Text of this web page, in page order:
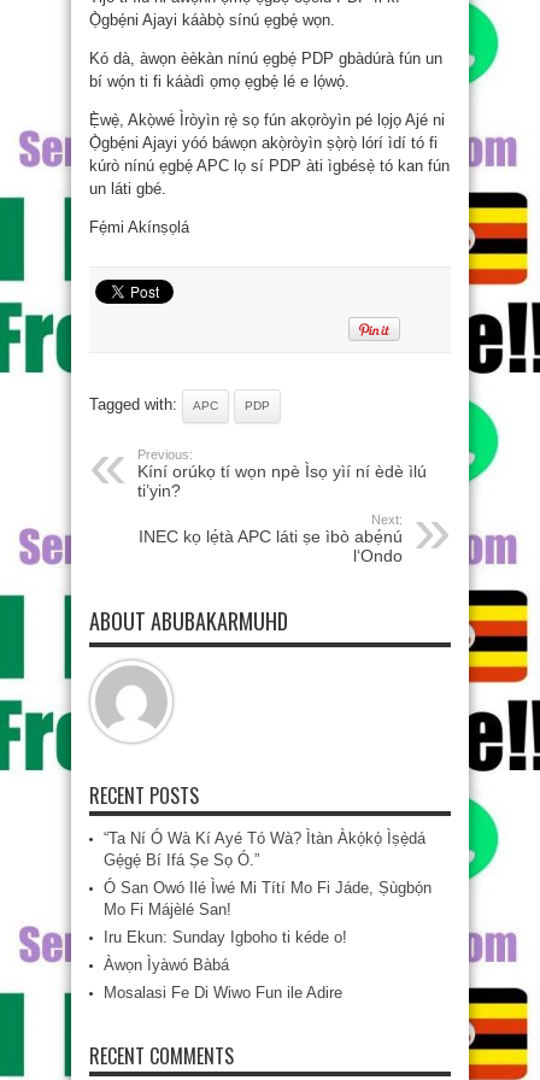
Ọ̀gbẹ́ni Ajayi káàbọ̀ sínú ẹgbẹ́ wọn.
Kó dà, àwọn èèkàn nínú ẹgbẹ́ PDP gbàdúrà fún un
bí wọ́n ti fi káàdì ọmọ ẹgbẹ́ lé e lọ́wọ́.
Ẹ̀wẹ̀, Akọ̀wé Ìròyìn rẹ̀ sọ fún akọròyìn pé lọjọ Ajé ni
Ọ̀gbẹ́ni Ajayi yóó báwọn akọ̀ròyìn ṣọ̀rọ̀ lórí ìdí tó fi
kúrò nínú ẹgbẹ́ APC lọ sí PDP àti ìgbésẹ̀ tó kan fún
un láti gbé.
Fẹ́mi Akínṣọlá
Tagged with: APC PDP
Previous:
Kíní orúkọ tí wọn npè Ìsọ yìí ní èdè ìlú
ti’yin?
Next:
INEC kọ lẹ́tà APC láti ṣe ìbò abẹ́nú
l‘Ondo
ABOUT ABUBAKARMUHD
RECENT POSTS
“Ta Ní Ó Wà Kí Ayé Tó Wà? Ìtàn Àkọ́kọ́ Ìṣẹ̀dá
Gẹ́gẹ́ Bí Ifá Ṣe Sọ Ó.”
Ó San Owó Ilé Ìwé Mi Títí Mo Fi Jáde, Ṣùgbọ́n
Mo Fi Májèlé San!
Iru Ekun: Sunday Igboho ti kéde o!
Àwọn Ìyàwó Bàbá
Mosalasi Fe Di Wiwo Fun ile Adire
RECENT COMMENTS